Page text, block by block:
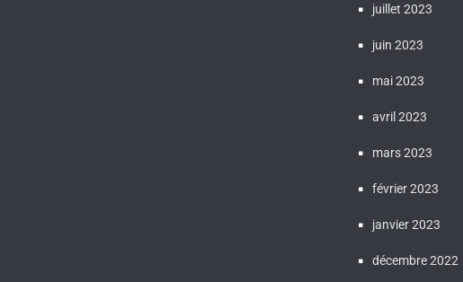
juillet 2023
juin 2023
mai 2023
avril 2023
mars 2023
février 2023
janvier 2023
décembre 2022